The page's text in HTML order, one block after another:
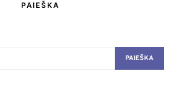
PAIEŠKA
PAIEŠKA